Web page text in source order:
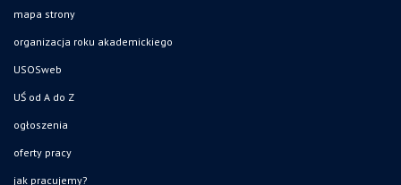
mapa strony
organizacja roku akademickiego
USOSweb
UŚ od A do Z
ogłoszenia
oferty pracy
jak pracujemy?